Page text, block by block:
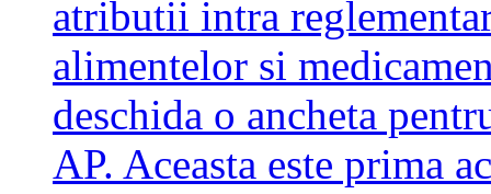
atributii intra
alimentelor si
deschida o ancheta
AP. Aceasta este prima